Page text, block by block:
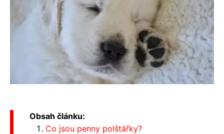
Obsah článku:
Co jsou penny polštářky?